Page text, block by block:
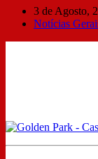
3 de Agosto,
Notícias